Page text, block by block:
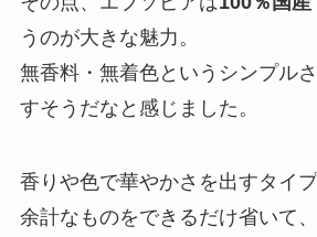
うのが大きな魅力。
無香料・無着色というシンプル
すそうだなと感じました。
香りや色で華やかさを出すタイ
余計なものをできるだけ省いて